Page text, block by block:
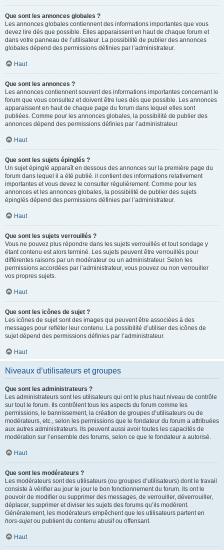
Que sont les annonces globales ?
Les annonces globales contiennent des informations importantes que vous
devez lire dès que possible. Elles apparaissent en haut de chaque forum et
dans votre panneau de l’utilisateur. La possibilité de publier des annonces
globales dépend des permissions définies par l’administrateur.
Haut
Que sont les annonces ?
Les annonces contiennent souvent des informations importantes concernant le
forum que vous consultez et doivent être lues dès que possible. Les annonces
apparaissent en haut de chaque page du forum dans lequel elles sont
publiées. Comme pour les annonces globales, la possibilité de publier des
annonces dépend des permissions définies par l’administrateur.
Haut
Que sont les sujets épinglés ?
Un sujet épinglé apparaît en dessous des annonces sur la première page du
forum dans lequel il a été publié. il contient des informations relativement
importantes et vous devez le consulter régulièrement. Comme pour les
annonces et les annonces globales, la possibilité de publier des sujets
épinglés dépend des permissions définies par l’administrateur.
Haut
Que sont les sujets verrouillés ?
Vous ne pouvez plus répondre dans les sujets verrouillés et tout sondage y
étant contenu est alors terminé. Les sujets peuvent être verrouillés pour
différentes raisons par un modérateur ou un administrateur. Selon les
permissions accordées par l’administrateur, vous pouvez ou non verrouiller
vos propres sujets.
Haut
Que sont les icônes de sujet ?
Les icônes de sujet sont des images qui peuvent être associées à des
messages pour refléter leur contenu. La possibilité d’utiliser des icônes de
sujet dépend des permissions définies par l’administrateur.
Haut
Niveaux d’utilisateurs et groupes
Que sont les administrateurs ?
Les administrateurs sont les utilisateurs qui ont le plus haut niveau de contrôle
sur tout le forum. Ils contrôlent tous les aspects du forum comme les
permissions, le bannissement, la création de groupes d’utilisateurs ou de
modérateurs, etc., selon les permissions que le fondateur du forum a attribuées
aux autres administrateurs. Ils peuvent aussi avoir toutes les capacités de
modération sur l’ensemble des forums, selon ce que le fondateur a autorisé.
Haut
Que sont les modérateurs ?
Les modérateurs sont des utilisateurs (ou groupes d’utilisateurs) dont le travail
consiste à vérifier au jour le jour le bon fonctionnement du forum. Ils ont le
pouvoir de modifier ou supprimer des messages, de verrouiller, déverrouiller,
déplacer, supprimer et diviser les sujets des forums qu’ils modèrent.
Généralement, les modérateurs empêchent que les utilisateurs partent en
hors-sujetou publient du contenu abusif ou offensant.
Haut